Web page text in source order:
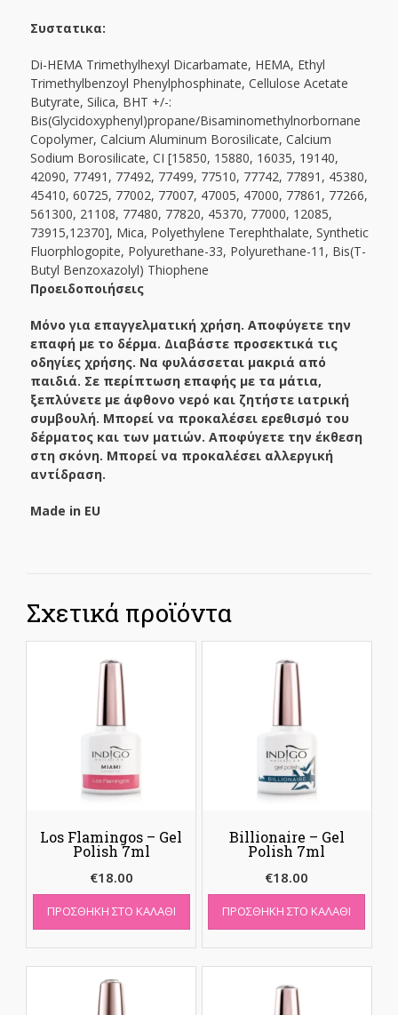
Συστατικα:
Di-HEMA Trimethylhexyl Dicarbamate, HEMA, Ethyl
Trimethylbenzoyl Phenylphosphinate, Cellulose Acetate
Butyrate, Silica, BHT +/-:
Bis(Glycidoxyphenyl)propane/Bisaminomethylnorbornane
Copolymer, Calcium Aluminum Borosilicate, Calcium
Sodium Borosilicate, CI [15850, 15880, 16035, 19140,
42090, 77491, 77492, 77499, 77510, 77742, 77891, 45380,
45410, 60725, 77002, 77007, 47005, 47000, 77861, 77266,
561300, 21108, 77480, 77820, 45370, 77000, 12085,
73915,12370], Mica, Polyethylene Terephthalate, Synthetic
Fluorphlogopite, Polyurethane-33, Polyurethane-11, Bis(T-
Butyl Benzoxazolyl) Thiophene
Προειδοποιήσεις
Μόνο για επαγγελματική χρήση. Αποφύγετε την
επαφή με το δέρμα. Διαβάστε προσεκτικά τις
οδηγίες χρήσης. Να φυλάσσεται μακριά από
παιδιά. Σε περίπτωση επαφής με τα μάτια,
ξεπλύνετε με άφθονο νερό και ζητήστε ιατρική
συμβουλή. Μπορεί να προκαλέσει ερεθισμό του
δέρματος και των ματιών. Αποφύγετε την έκθεση
στη σκόνη. Μπορεί να προκαλέσει αλλεργική
αντίδραση.
Made in EU
Σχετικά προϊόντα
Los Flamingos – Gel
Polish 7ml
€18.00
ΠΡΟΣΘΉΚΗ ΣΤΟ ΚΑΛΆΘΙ
Billionaire – Gel
Polish 7ml
€18.00
ΠΡΟΣΘΉΚΗ ΣΤΟ ΚΑΛΆΘΙ